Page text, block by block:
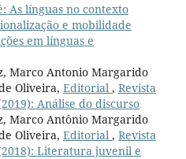
As línguas no contexto
e mobilidade
em línguas e
Marco Antonio Margarido
Oliveira, Editorial , Revista
Análise do discurso
Marco Antônio Margarido
Oliveira, Editorial , Revista
Literatura juvenil e